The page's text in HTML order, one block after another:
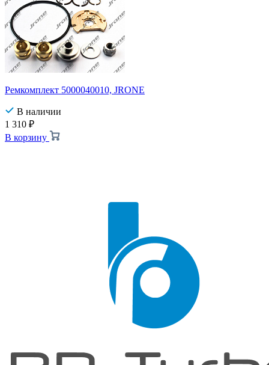
Ремкомплект 5000040010, JRONE
В наличии
1 310 ₽
В корзину